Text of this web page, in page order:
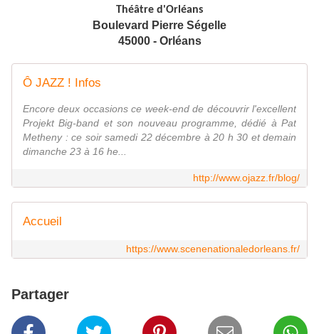
Théâtre d'Orléans
Boulevard Pierre Ségelle
45000 - Orléans
Ô JAZZ ! Infos
Encore deux occasions ce week-end de découvrir l'excellent
Projekt Big-band et son nouveau programme, dédié à Pat
Metheny : ce soir samedi 22 décembre à 20 h 30 et demain
dimanche 23 à 16 he...
http://www.ojazz.fr/blog/
Accueil
https://www.scenenationaledorleans.fr/
Partager